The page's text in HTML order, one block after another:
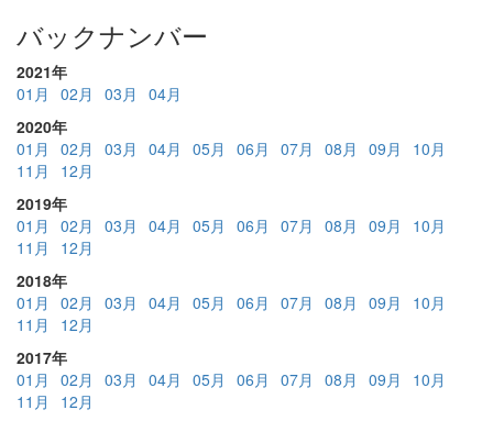
バックナンバー
2021年
01月
02月 03月
04月
2020年
01月
02月 03月 04月 05月 06月 07月 08月 09月
10月
11月
12月
2019年
01月
02月 03月 04月 05月 06月 07月 08月 09月
10月
11月
12月
2018年
01月
02月 03月 04月 05月 06月 07月 08月 09月
10月
11月
12月
2017年
01月
02月 03月 04月 05月 06月 07月 08月 09月
10月
11月
12月